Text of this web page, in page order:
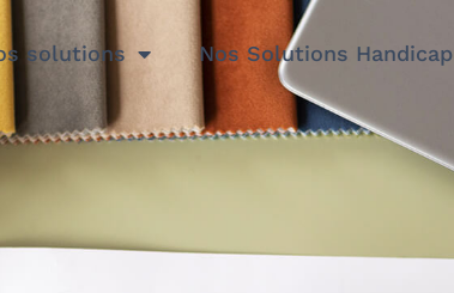
solutions Nos Solutions Handicap